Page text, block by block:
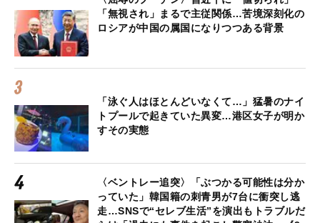
「無視され」まるで主従関係…苦境深刻化の
ロシアが中国の属国になりつつある背景
「泳ぐ人はほとんどいなくて…」猛暑のナイ
トプールで起きていた異変…港区女子が明か
すその実態
〈ベントレー追突〉「ぶつかる可能性は分か
っていた」韓国籍の刺青男が7台に衝突し逃
走…SNSで“セレブ生活”を演出もトラブルだ